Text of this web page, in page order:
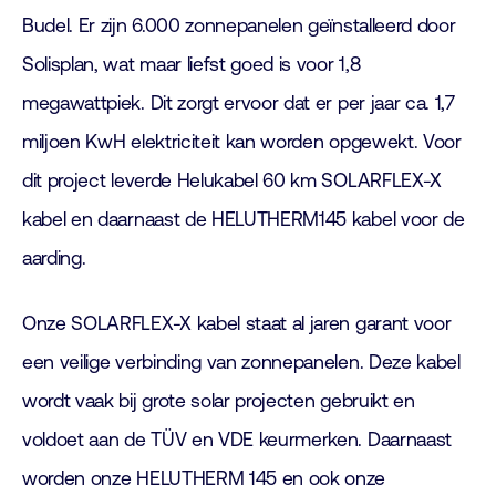
Budel. Er zijn 6.000 zonnepanelen geïnstalleerd door
Solisplan, wat maar liefst goed is voor 1,8
megawattpiek. Dit zorgt ervoor dat er per jaar ca. 1,7
miljoen KwH elektriciteit kan worden opgewekt. Voor
dit project leverde Helukabel 60 km SOLARFLEX-X
kabel en daarnaast de HELUTHERM145 kabel voor de
aarding.
Onze SOLARFLEX-X kabel staat al jaren garant voor
een veilige verbinding van zonnepanelen. Deze kabel
wordt vaak bij grote solar projecten gebruikt en
voldoet aan de TÜV en VDE keurmerken. Daarnaast
worden onze HELUTHERM 145 en ook onze